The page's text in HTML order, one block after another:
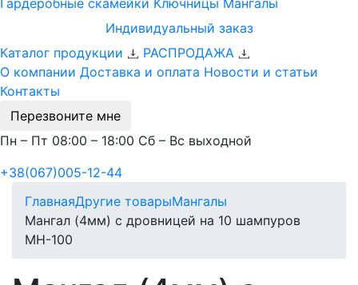
Индивидуальный заказ
Каталог продукции
РАСПРОДАЖА
О компании Доставка и оплата Новости и статьи
Контакты
Перезвоните мне
Пн – Пт 08:00 – 18:00 Сб – Вс выходной
+38(067)005-12-44
ГлавнаяДругие товарыМангалы
Мангал (4мм) с дровницей на 10 шампуров
МН-100